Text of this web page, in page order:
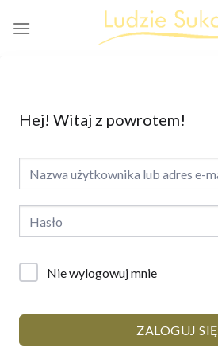
Hej! Witaj z powrotem!
Nie wylogowuj mnie
ZALOGUJ SIĘ